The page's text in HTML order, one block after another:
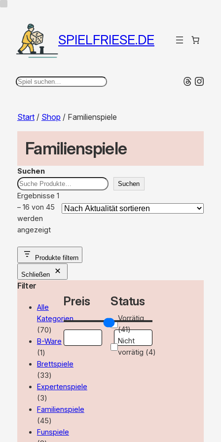
SPIELFRIESE.DE
Suchen
Start/ Shop / Familienspiele
Familienspiele
Suchen
Suchen
Ergebnisse 1
– 16 von 45
werden
angezeigtNach
Produkte filtern
Schließen
Filter
Alle
Kategorien
7070
Produkte
B-Ware
11
Produkt
Brettspiele
3333
Produkte
Expertenspiele
33
Produkte
Familienspiele
4545
Produkte
Funspiele
Preis Status
Verfügbarkeit
Vorrätig
(41)
Nicht
vorrätig (4)